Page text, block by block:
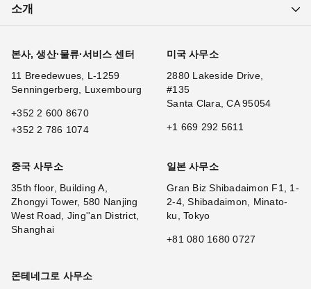
소개
본사, 생산·물류·서비스 센터
11 Breedewues, L-1259
Senningerberg, Luxembourg
+352 2 600 8670
+352 2 786 1074
미국 사무소
2880 Lakeside Drive,
#135
Santa Clara, CA 95054
+1 669 292 5611
중국 사무소
35th floor, Building A,
Zhongyi Tower, 580 Nanjing
West Road, Jing''an District,
Shanghai
일본 사무소
Gran Biz Shibadaimon F1, 1-
2-4, Shibadaimon, Minato-
ku, Tokyo
+81 080 1680 0727
몬테네그로 사무소